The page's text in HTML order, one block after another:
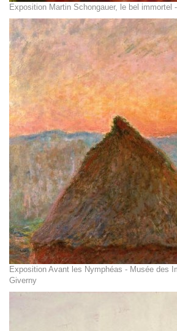
Exposition Martin Schongauer, le bel immortel
Exposition Avant les Nymphéas - Musée des
Giverny